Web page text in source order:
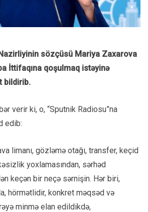
sözçüsü Mariya Zaxarova
İttifaqına qoşulmaq istəyinə
bildirib.
verir ki, o, “Sputnik Radiosu”na
edib:
limanı, gözləmə otağı, transfer, keçid
yoxlamasından, sərhəd
keçən bir neçə sərnişin. Hər biri,
hörmətlidir, konkret məqsəd və
minmə elan edildikdə,